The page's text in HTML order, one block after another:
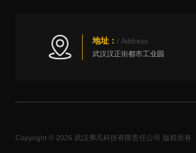
地址： / Address
武汉汉正街都市工业园
Copyright © 2026 武汉弗凡科技有限责任公司 版权所有